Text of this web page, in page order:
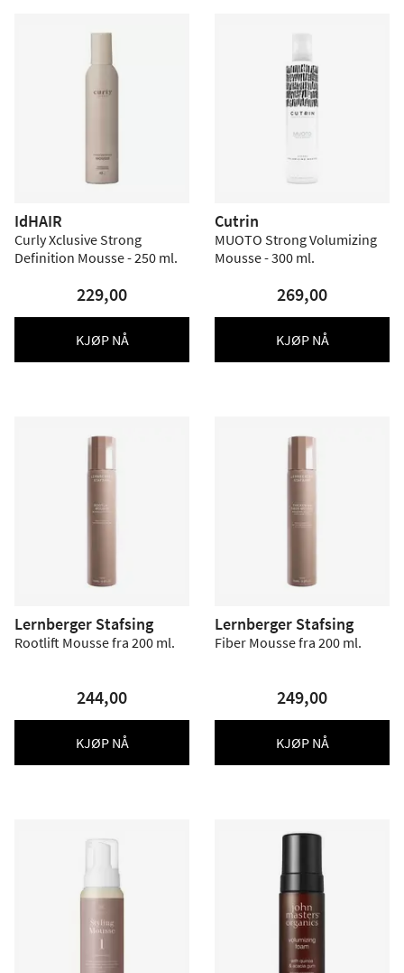
IdHAIR
Curly Xclusive Strong
Definition Mousse - 250 ml.
229,00
KJØP NÅ
Cutrin
MUOTO Strong Volumizing
Mousse - 300 ml.
269,00
KJØP NÅ
Lernberger Stafsing
Rootlift Mousse fra 200 ml.
244,00
KJØP NÅ
Lernberger Stafsing
Fiber Mousse fra 200 ml.
249,00
KJØP NÅ